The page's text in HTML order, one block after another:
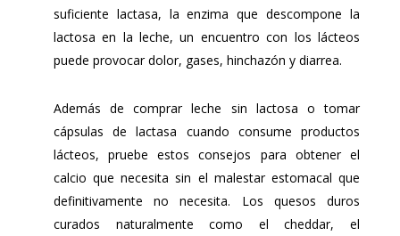
suficiente lactasa, la enzima que descompone la
lactosa en la leche, un encuentro con los lácteos
puede provocar dolor, gases, hinchazón y diarrea.
Además de comprar leche sin lactosa o tomar
cápsulas de lactasa cuando consume productos
lácteos, pruebe estos consejos para obtener el
calcio que necesita sin el malestar estomacal que
definitivamente no necesita. Los quesos duros
curados naturalmente como el cheddar, el